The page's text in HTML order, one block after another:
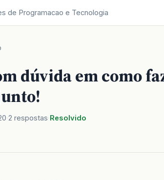
de Programacao e Tecnologia
dúvida em como
2 respostas Resolvido